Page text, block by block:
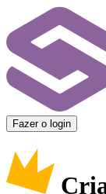
Fazer o login